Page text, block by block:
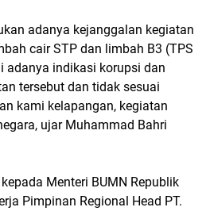
adanya kejanggalan kegiatan
cair STP dan limbah B3 (TPS
adanya indikasi korupsi dan
tersebut dan tidak sesuai
kami kelapangan, kegiatan
ujar Muhammad Bahri
Menteri BUMN Republik
Pimpinan Regional Head PT.